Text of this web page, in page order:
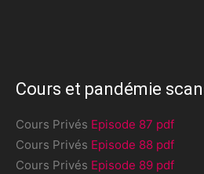
Cours et pandémie
Cours Privés Episode 87 pdf
Cours Privés Episode 88 pdf
Cours Privés Episode 89 pdf